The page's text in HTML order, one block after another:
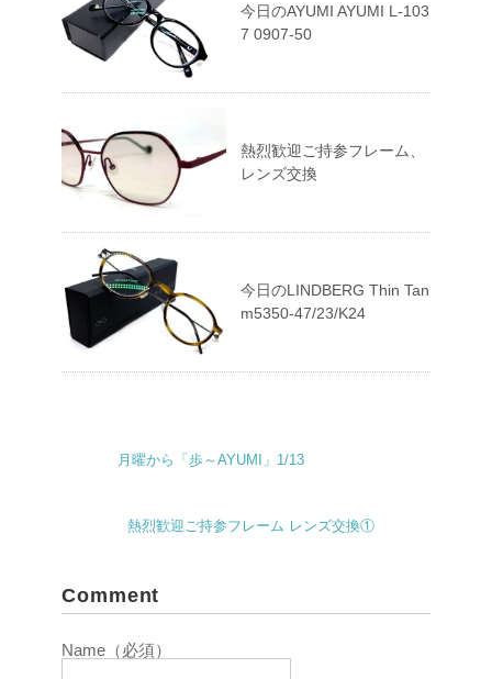
今日のAYUMI AYUMI L-103
7 0907-50
熱烈歓迎ご持参フレーム、
レンズ交換
今日のLINDBERG Thin Tan
m5350-47/23/K24
月曜から「歩～AYUMI」1/13
熱烈歓迎ご持参フレーム レンズ交換①
Comment
Name（必須）